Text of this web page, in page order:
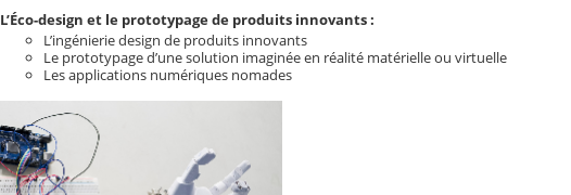
L’Éco-design et le prototypage de produits innovants :
L’ingénierie design de produits innovants
Le prototypage d’une solution imaginée en réalité matérielle ou virtuelle
Les applications numériques nomades